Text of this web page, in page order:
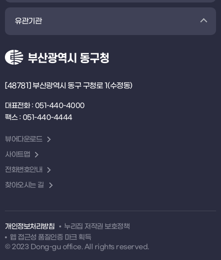
유관기관
[48781] 부산광역시 동구 구청로 1(수정동)
대표전화 : 051-440-4000
팩스 : 051-440-4444
뷰어다운로드
사이트맵
전화번호안내
찾아오시는 길
개인정보처리방침
누리집 저작권 보호정책
웹 접근성 품질인증 마크 획득
© 2023 Dong-gu office. All rights reserved.